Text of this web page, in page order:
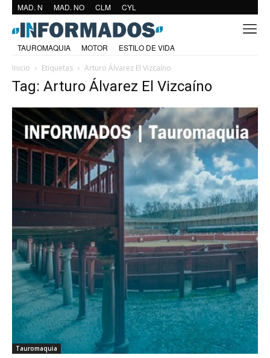
MAD. N MAD. NO CLM CYL
TAUROMAQUIA MOTOR
ESTILO DE VIDA
Inicio
Etiquetas Arturo Álvarez El Vizcaíno
Tag: Arturo Álvarez El Vizcaíno
Tauromaquia